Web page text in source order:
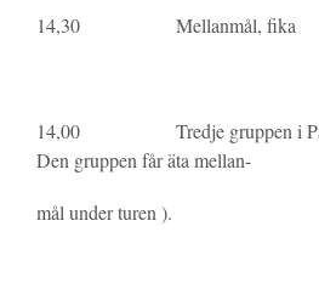
14,30 Mellanmål, fika
14,00 Tredje gruppen i
Den gruppen får äta mellan-
mål under turen ).